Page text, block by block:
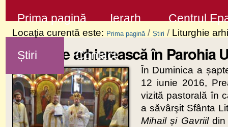
la
conţinut
Sari
la
navigare
Prima pagină Ierarh Centrul
Știri Contact
Locaţia curentă este: Prima pagină / Știri / Liturghie
Liturghie arhierească în Parohia
În Duminica a
12 iunie 2016,
vizită pastorală în
a săvârşit Sfânta
Mihail și Gavriil